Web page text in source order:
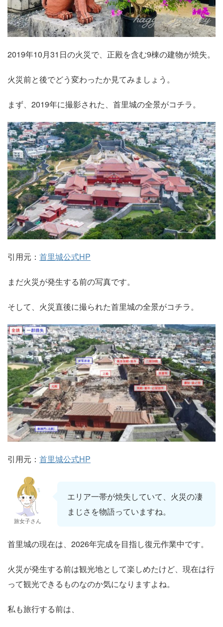
2019年10月31日の火災で、正殿を含む9棟の建物が焼失。
火災前と後でどう変わったか見てみましょう。
まず、2019年に撮影された、首里城の全景がコチラ。
引用元： 首里城公式HP
まだ火災が発生する前の写真です。
そして、火災直後に撮られた首里城の全景がコチラ。
引用元： 首里城公式HP
旅女子さん
エリア一帯が焼失していて、火災の凄
まじさを物語っていますね。
首里城の現在は、2026年完成を目指し復元作業中です。
火災が発生する前は観光地として楽しめたけど、現在は行
って観光できるものなのか気になりますよね。
私も旅行する前は、